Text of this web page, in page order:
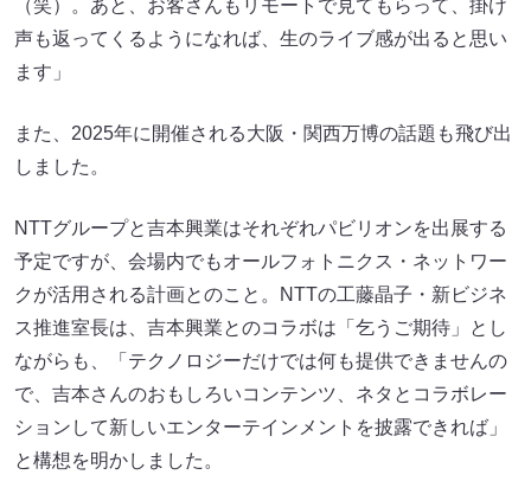
（笑）。あと、お客さんもリモートで見てもらって、掛け
声も返ってくるようになれば、生のライブ感が出ると思い
ます」
また、2025年に開催される大阪・関西万博の話題も飛び出
しました。
NTTグループと吉本興業はそれぞれパビリオンを出展する
予定ですが、会場内でもオールフォトニクス・ネットワー
クが活用される計画とのこと。NTTの工藤晶子・新ビジネ
ス推進室長は、吉本興業とのコラボは「乞うご期待」とし
ながらも、「テクノロジーだけでは何も提供できませんの
で、吉本さんのおもしろいコンテンツ、ネタとコラボレー
ションして新しいエンターテインメントを披露できれば」
と構想を明かしました。